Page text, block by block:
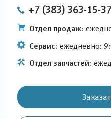
+7 (383) 363-15-37
Отдел продаж:
Сервис: ежедневно:
Отдел запчастей: